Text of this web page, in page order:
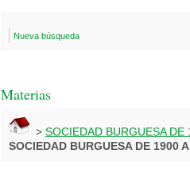
Nueva búsqueda
Materias
> SOCIEDAD BURGUESA DE
SOCIEDAD BURGUESA DE 1900